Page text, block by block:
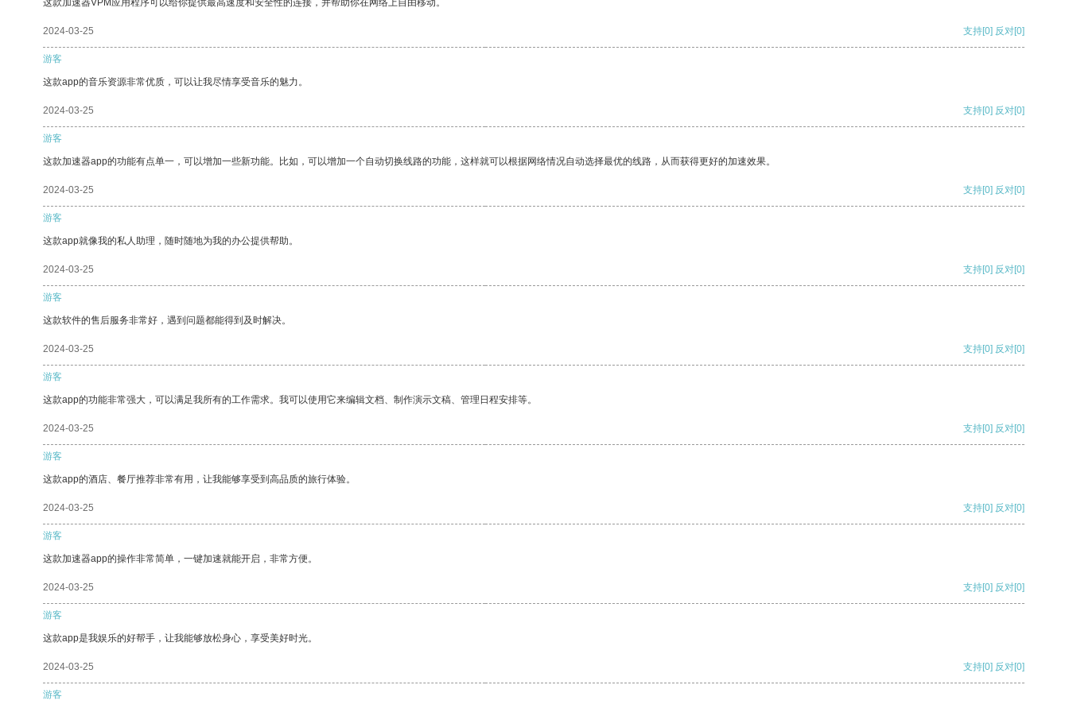
这款加速器VPM应用程序可以给你提供最高速度和安全性的连接，并帮助你在网络上自由移动。
2024-03-25 支持[0] 反对[0]
游客
这款app的音乐资源非常优质，可以让我尽情享受音乐的魅力。
2024-03-25 支持[0] 反对[0]
游客
这款加速器app的功能有点单一，可以增加一些新功能。比如，可以增加一个自动切换线路的功能，这样就可以根据网络情况自动选择最优的线路，从而获得更好的加速效果。
2024-03-25 支持[0] 反对[0]
游客
这款app就像我的私人助理，随时随地为我的办公提供帮助。
2024-03-25 支持[0] 反对[0]
游客
这款软件的售后服务非常好，遇到问题都能得到及时解决。
2024-03-25 支持[0] 反对[0]
游客
这款app的功能非常强大，可以满足我所有的工作需求。我可以使用它来编辑文档、制作演示文稿、管理日程安排等。
2024-03-25 支持[0] 反对[0]
游客
这款app的酒店、餐厅推荐非常有用，让我能够享受到高品质的旅行体验。
2024-03-25 支持[0] 反对[0]
游客
这款加速器app的操作非常简单，一键加速就能开启，非常方便。
2024-03-25 支持[0] 反对[0]
游客
这款app是我娱乐的好帮手，让我能够放松身心，享受美好时光。
2024-03-25 支持[0] 反对[0]
游客